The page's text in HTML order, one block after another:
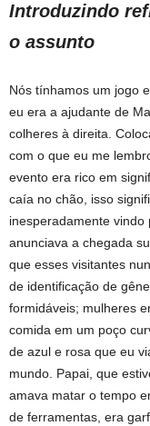
Introduzindo
o assunto
Nós tínhamos um jogo
eu era a ajudante de
colheres à direita.
com o que eu me
evento era rico em
caía no chão, isso
inesperadamente
anunciava a chegada
que esses visitantes
de identificação de
formidáveis; mulheres
comida em um poço
de azul e rosa que eu
mundo. Papai, que
amava matar o tempo
de ferramentas, era